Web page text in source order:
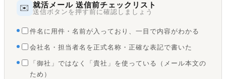
✉️ 就活メール 送信前チェックリスト
送信ボタンを押す前に確認しましょう
件名に用件・名前が入っており、一目で内容がわかる
会社名・担当者名を正式名称・正確な表記で書いた
「御社」ではなく「貴社」を使っている（メール本文の
ため）